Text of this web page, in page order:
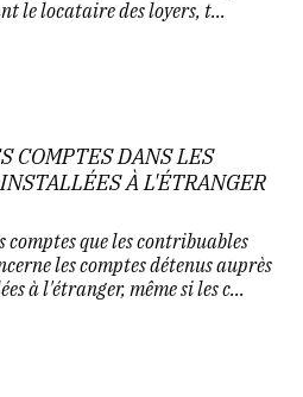
le locataire des loyers, t...
COMPTES DANS LES
À L'ÉTRANGER
que les contribuables
les comptes détenus auprès
à l'étranger, même si les c...